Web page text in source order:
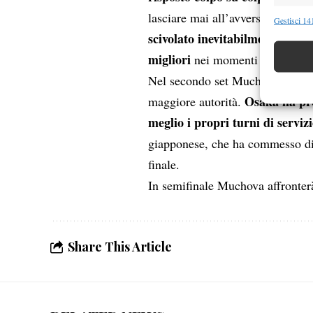
scelte
Gestisci
lasciare mai all’avversaria la
scivolato inevitabilmente al
migliori nei momenti chiave,
Nel secondo set Muchova ha
maggiore autorità. Osaka ha
meglio i propri turni di
giapponese, che ha
finale.
In semifinale Muchova
Share This Article